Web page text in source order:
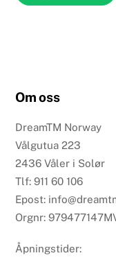
Om oss
DreamTM Norway
Vålgutua 223
2436 Våler i Solør
Tlf: 911 60 106
Epost:
Orgnr:
Åpningstider: